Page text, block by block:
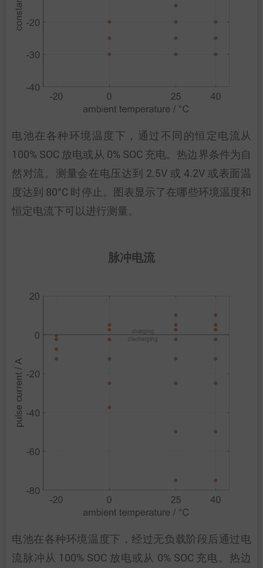
电池在各种环境温度下，通过不同的恒定电流从
100% SOC 放电或从 0% SOC 充电。热边界条件为自
然对流。测量会在电压达到 2.5V 或 4.2V 或表面温
度达到 80°C 时停止。图表显示了在哪些环境温度和
恒定电流下可以进行测量。
脉冲电流
电池在各种环境温度下，经过无负载阶段后通过电
流脉冲从 100% SOC 放电或从 0% SOC 充电。热边